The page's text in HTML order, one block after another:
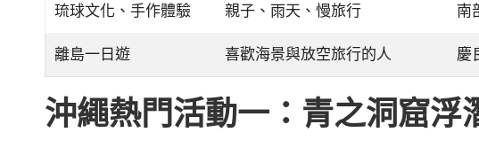
琉球文化、手作體驗 親子、雨天、慢旅行 南
離島一日遊 喜歡海景與放空旅行的人 慶
沖繩熱門活動一：青之洞窟浮